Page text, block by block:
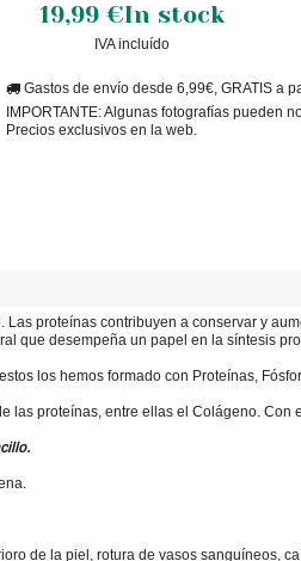
19,99 €In stock
IVA incluído
Gastos de envío desde 6,99€, GRATIS a
IMPORTANTE: Algunas fotografías pueden
Precios exclusivos en la web.
proteínas contribuyen a conservar y
que desempeña un papel en la síntesis
los hemos formado con Proteínas,
proteínas, entre ellas el Colágeno.
de la piel, rotura de vasos sanguíneos,